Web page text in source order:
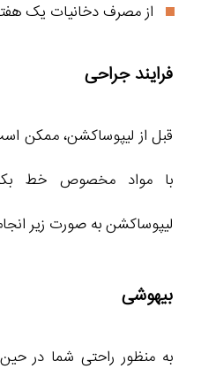
از مصرف دخانیات یک
فرایند جراحی
قبل از لیپوساکشن، ممکن
با مواد مخصوص خط
لیپوساکشن به صورت زیر
بیهوشی
به منظور راحتی شما در